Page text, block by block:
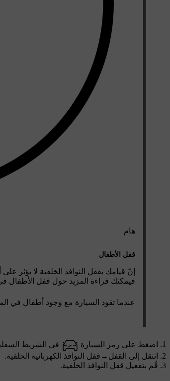
هام
قفل الأطفال
إنّ قيامك بقفل النوافذ الخلفية لا يؤثر
فيمكنك قراءة المزيد حول قفل الأطفال
عندما تقود السيارة مع وجود أطفال في
اضغط على رمز السيارة
في الشريط
انتقل إلى
القفل → قفل النوافذ الكهربائية الخلفية.
قُم بتفعيل قفل النوافذ الخلفية.